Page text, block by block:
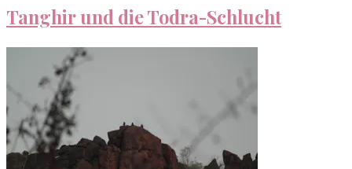
Tanghir und die Todra-Schlucht